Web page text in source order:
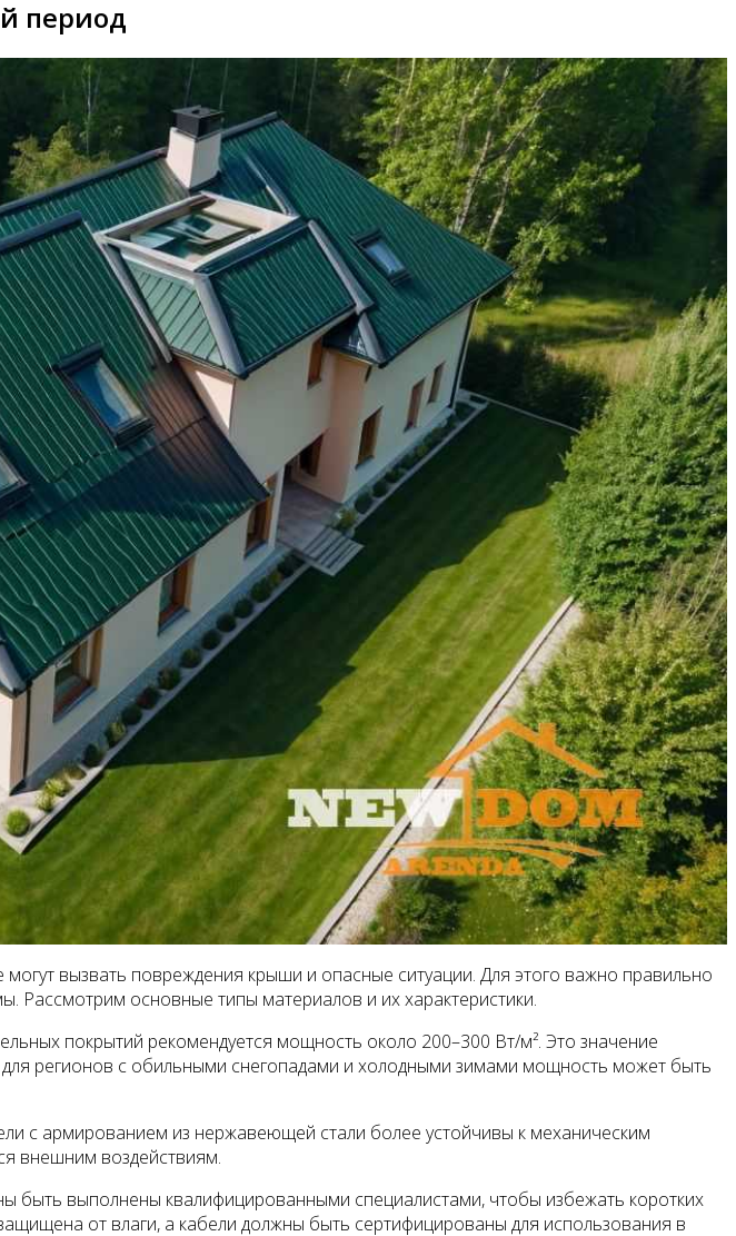
период
вызвать повреждения крыши и опасные ситуации. Для этого важно правильно
Рассмотрим основные типы материалов и их характеристики.
покрытий рекомендуется мощность около 200–300 Вт/м². Это значение
регионов с обильными снегопадами и холодными зимами мощность может быть
с армированием из нержавеющей стали более устойчивы к механическим
внешним воздействиям.
быть выполнены квалифицированными специалистами, чтобы избежать коротких
от влаги, а кабели должны быть сертифицированы для использования в